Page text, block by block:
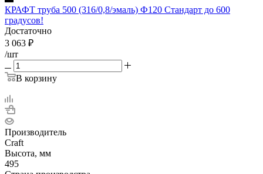
КРАФТ труба 500 (316/0,8/эмаль) Ф120 Стандарт до 600
градусов!
Достаточно
3 063 ₽
/шт
В корзину
Производитель
Craft
Высота, мм
495